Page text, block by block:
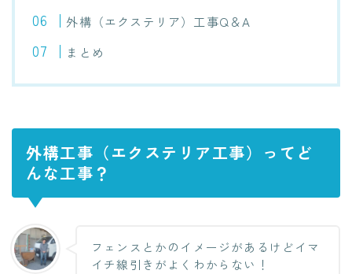
外構（エクステリア）工事Q＆A
まとめ
外構工事（エクステリア工事）ってど
んな工事？
フェンスとかのイメージがあるけどイマ
イチ線引きがよくわからない！